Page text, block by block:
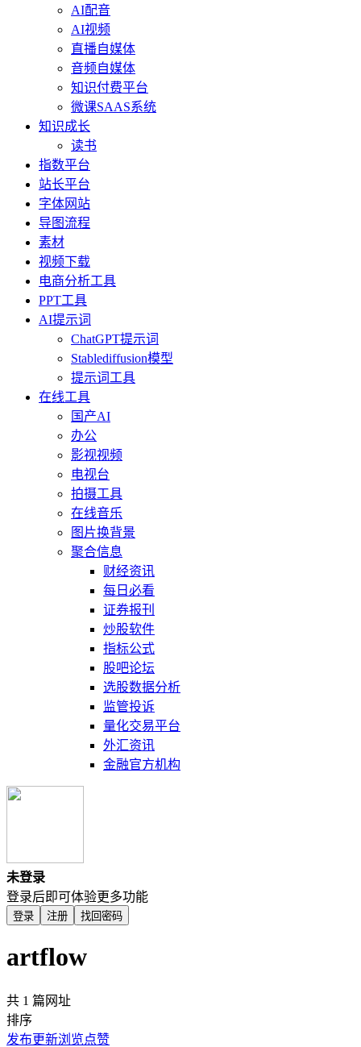
AI配音
AI视频
直播自媒体
音频自媒体
知识付费平台
微课SAAS系统
知识成长
读书
指数平台
站长平台
字体网站
导图流程
素材
视频下载
电商分析工具
PPT工具
AI提示词
ChatGPT提示词
Stablediffusion模型
提示词工具
在线工具
国产AI
办公
影视视频
电视台
拍摄工具
在线音乐
图片换背景
聚合信息
财经资讯
每日必看
证券报刊
炒股软件
指标公式
股吧论坛
选股数据分析
监管投诉
量化交易平台
外汇资讯
金融官方机构
未登录
登录后即可体验更多功能
登录 注册 找回密码
artflow
共 1 篇网址
排序
发布更新浏览点赞